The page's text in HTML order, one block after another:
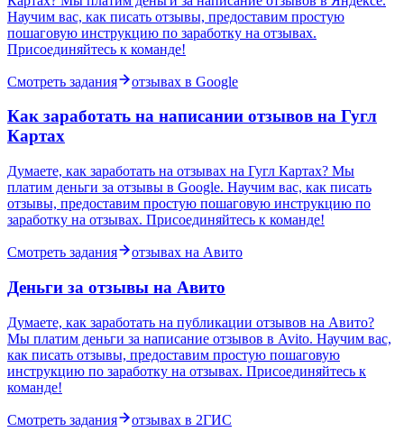
Научим вас, как писать отзывы, предоставим простую
пошаговую инструкцию по заработку на отзывах.
Присоединяйтесь к команде!
Смотреть задания отзывах в Google
Как заработать на написании отзывов на Гугл
Картах
Думаете, как заработать на отзывах на Гугл Картах? Мы
платим деньги за отзывы в Google. Научим вас, как писать
отзывы, предоставим простую пошаговую инструкцию по
заработку на отзывах. Присоединяйтесь к команде!
Смотреть задания отзывах на Авито
Деньги за отзывы на Авито
Думаете, как заработать на публикации отзывов на Авито?
Мы платим деньги за написание отзывов в Avito. Научим вас,
как писать отзывы, предоставим простую пошаговую
инструкцию по заработку на отзывах. Присоединяйтесь к
команде!
Смотреть задания отзывах в 2ГИС